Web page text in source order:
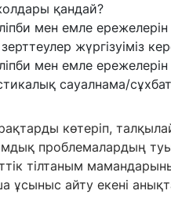
қандай?
мен емле ережелерін
жүргізуіміз
мен емле ережелерін
сауалнама/
көтеріп,
проблемалардың
тілтаным
ұсыныс айту екені